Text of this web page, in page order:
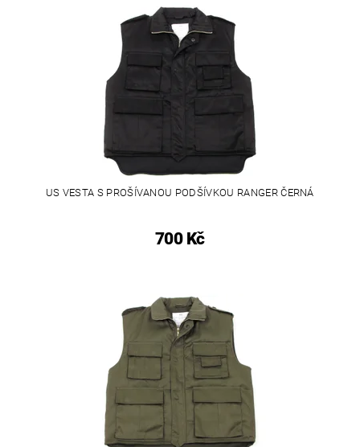
US VESTA S PROŠÍVANOU PODŠÍVKOU RANGER ČERNÁ
700 Kč